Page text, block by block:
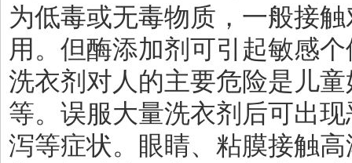
为低毒或无毒物质，一般接
用。但酶添加剂可引起敏感
洗衣剂对人的主要危险是儿
等。误服大量洗衣剂后可出
泻等症状。眼睛、粘膜接触